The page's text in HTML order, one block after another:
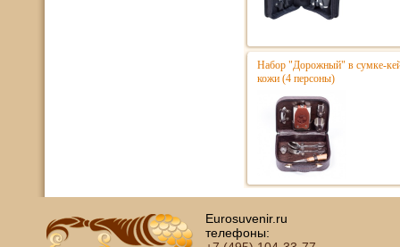
Набор "Дорожный" в сумке-
кожи (4 персоны)
Eurosuvenir.ru
телефоны: